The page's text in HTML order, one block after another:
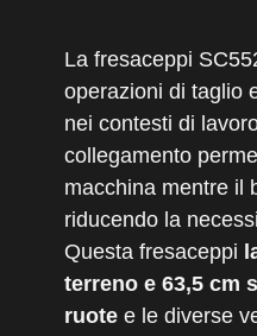
La fresaceppi
operazioni di taglio
nei contesti di
collegamento
macchina mentre il
riducendo la
Questa fresaceppi
terreno e 63,5 cm
ruotee le diverse